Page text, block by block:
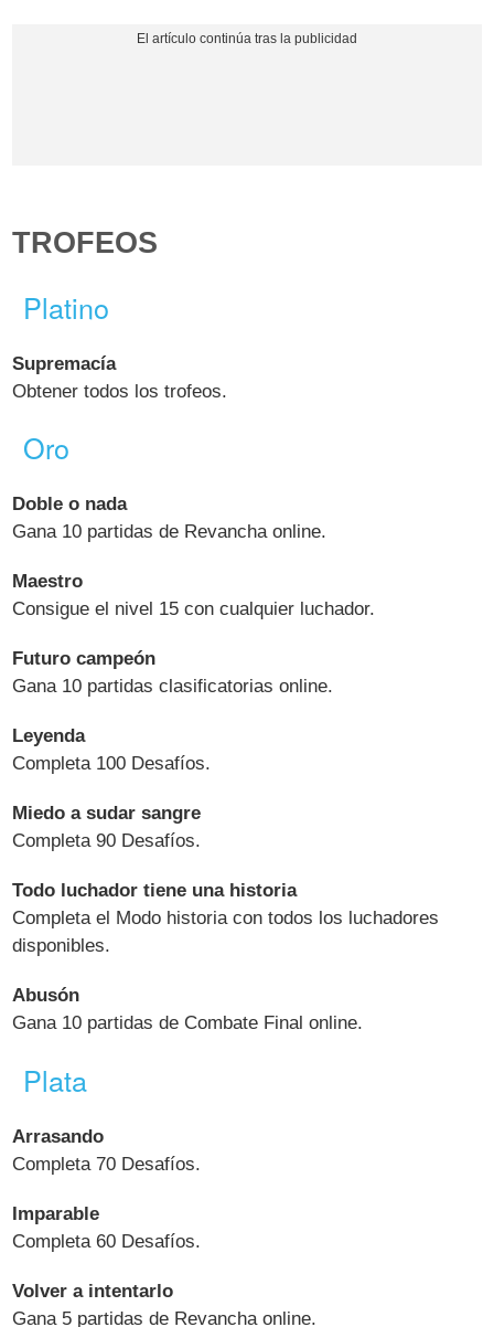
TROFEOS
Platino
Supremacía
Obtener todos los trofeos.
Oro
Doble o nada
Gana 10 partidas de Revancha online.
Maestro
Consigue el nivel 15 con cualquier luchador.
Futuro campeón
Gana 10 partidas clasificatorias online.
Leyenda
Completa 100 Desafíos.
Miedo a sudar sangre
Completa 90 Desafíos.
Todo luchador tiene una historia
Completa el Modo historia con todos los luchadores
disponibles.
Abusón
Gana 10 partidas de Combate Final online.
Plata
Arrasando
Completa 70 Desafíos.
Imparable
Completa 60 Desafíos.
Volver a intentarlo
Gana 5 partidas de Revancha online.